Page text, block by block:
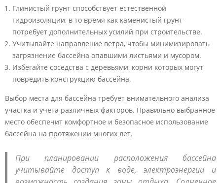
Глинистый грунт способствует естественной
гидроизоляции, в то время как каменистый грунт
потребует дополнительных усилий при строительстве.
Учитывайте направление ветра, чтобы минимизировать
загрязнение бассейна опавшими листьями и мусором.
Избегайте соседства с деревьями, корни которых могут
повредить конструкцию бассейна.
Выбор места для бассейна требует внимательного анализа
участка и учета различных факторов. Правильно выбранное
место обеспечит комфортное и безопасное использование
бассейна на протяжении многих лет.
При планировании расположения бассейна
учитывайте доступ к воде, электроэнергии и